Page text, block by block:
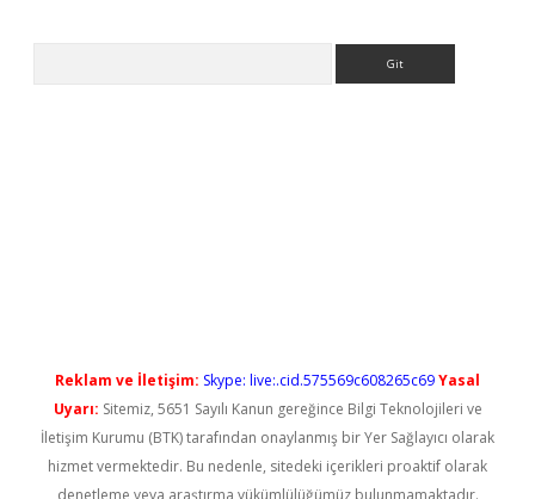
Reklam ve İletişim: Skype: live:.cid.575569c608265c69Yasal
Uyarı: Sitemiz, 5651 Sayılı Kanun gereğince Bilgi Teknolojileri ve
İletişim Kurumu (BTK) tarafından onaylanmış bir Yer Sağlayıcı olarak
hizmet vermektedir. Bu nedenle, sitedeki içerikleri proaktif olarak
denetleme veya araştırma yükümlülüğümüz bulunmamaktadır.